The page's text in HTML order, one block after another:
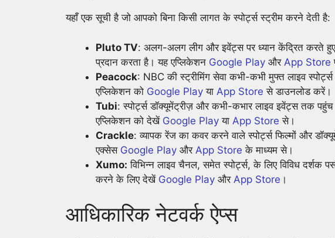
यहाँ एक सूची है जो आपको बिना किसी लागत के स्पोर्ट्स स्ट्रीम करने देती है:
Pluto TV: अलग-अलग लीग और इवेंट्स पर ध्यान केंद्रित करते हुए
प्रदान करता है। यह एप्लिकेशन Google Play और App Store
Peacock: NBC की स्ट्रीमिंग सेवा कभी-कभी मुफ्त लाइव
एप्लिकेशन को Google Play या App Store से डाउनलोड करें।
Tubi: स्पोर्ट्स डॉक्यूमेंट्रीज़ और कभी-कभार लाइव इवेंट्स तक पहुंच
एप्लिकेशन को देखें Google Play या App Store से।
Crackle: व्यापक रेंज का कवर करने वाले स्पोर्ट्स फिल्मों और
एक्सेस Google Play और App Store के माध्यम से।
Xumo: विभिन्न लाइव चैनल, समेत स्पोर्ट्स, के लिए विविध दर्शक
करने के लिए देखें Google Play और App Store ।
आधिकारिक नेटवर्क ऐप्स